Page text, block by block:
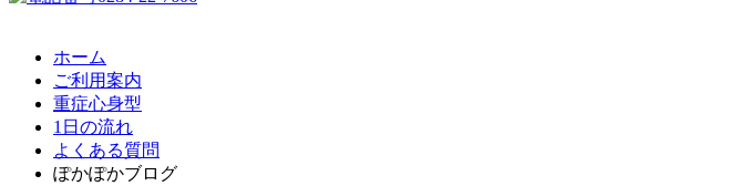
ホーム
ご利用案内
重症心身型
1日の流れ
よくある質問
ぽかぽかブログ